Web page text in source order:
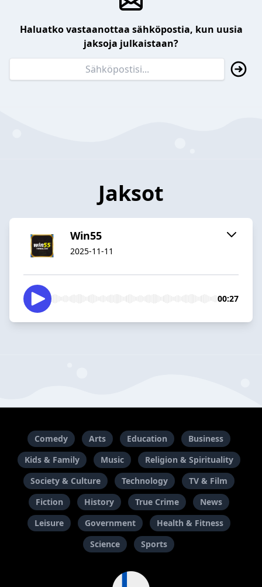
Haluatko vastaanottaa sähköpostia, kun uusia
jaksoja julkaistaan?
Jaksot
Win55
2025-11-11
00:27
Comedy Arts Education
Business
Kids & Family
Music
Religion & Spirituality
Society & Culture
Technology
TV & Film
Fiction
History True Crime
News
Leisure
Government
Health & Fitness
Science
Sports